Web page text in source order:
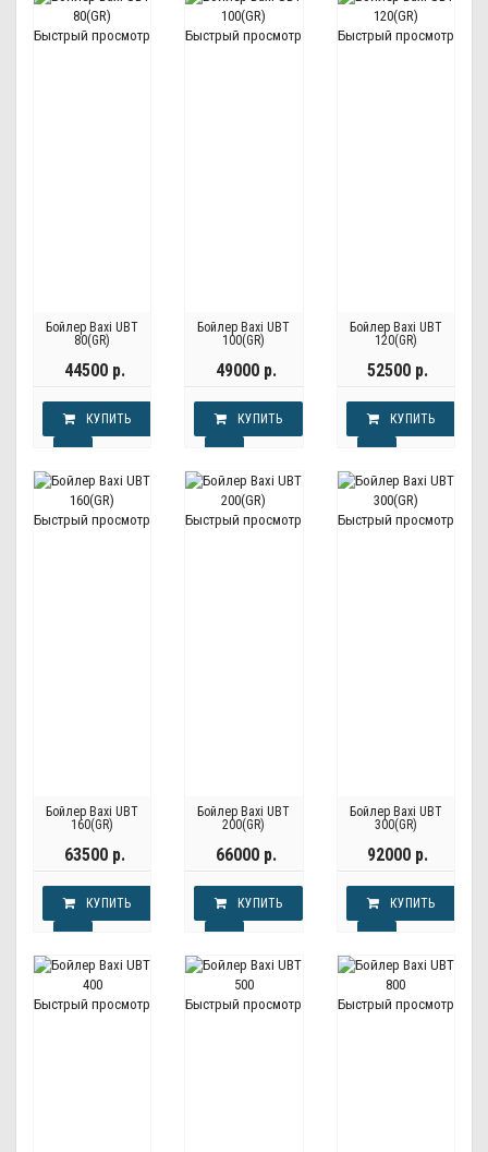
Быстрый просмотр
Бойлер Baxi UBT
80(GR)
44500 р.
КУПИТЬ
Быстрый просмотр
Бойлер Baxi UBT
100(GR)
49000 р.
КУПИТЬ
Быстрый просмотр
Бойлер Baxi UBT
120(GR)
52500 р.
КУПИТЬ
Быстрый просмотр
Бойлер Baxi UBT
160(GR)
63500 р.
КУПИТЬ
Быстрый просмотр
Бойлер Baxi UBT
200(GR)
66000 р.
КУПИТЬ
Быстрый просмотр
Бойлер Baxi UBT
300(GR)
92000 р.
КУПИТЬ
Быстрый просмотр Быстрый просмотр Быстрый просмотр